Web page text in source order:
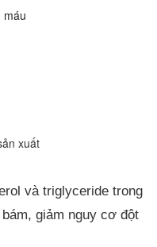
máu
xuất
và triglyceride trong
giảm nguy cơ đột